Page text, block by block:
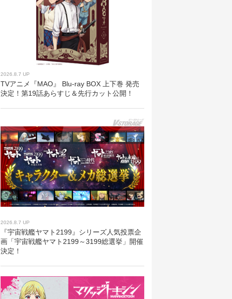
2026.8.7 UP
TVアニメ『MAO』 Blu-ray BOX 上下巻 発売
決定！第19話あらすじ＆先行カット公開！
2026.8.7 UP
『宇宙戦艦ヤマト2199』シリーズ人気投票企
画「宇宙戦艦ヤマト2199～3199総選挙」開催
決定！